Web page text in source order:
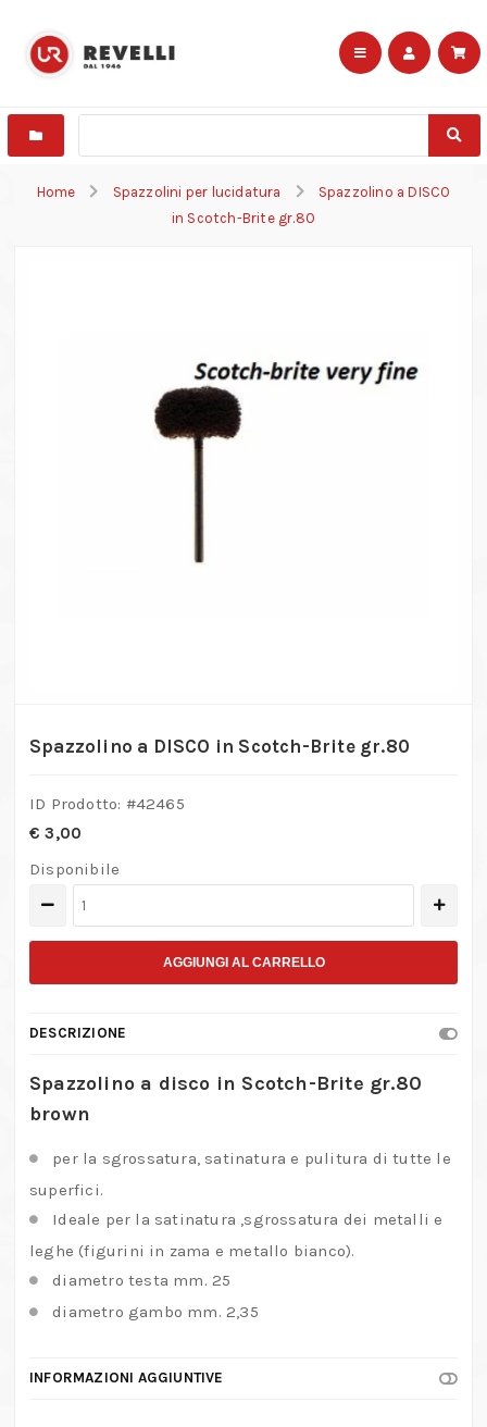
Home Spazzolini per lucidatura
Spazzolino a DISCO
in Scotch-Brite gr.80
Spazzolino a DISCO in Scotch-Brite gr.80
ID Prodotto: #42465
€ 3,00
Disponibile
Spazzolino
in
Brite
gr.80
quantità
AGGIUNGI AL CARRELLO
DESCRIZIONE
Spazzolino a disco in Scotch-Brite gr.80
brown
per la sgrossatura, satinatura e pulitura di tutte le
superfici.
Ideale per la satinatura ,sgrossatura dei metalli e
leghe (figurini in zama e metallo bianco).
diametro testa mm. 25
diametro gambo mm. 2,35
INFORMAZIONI AGGIUNTIVE